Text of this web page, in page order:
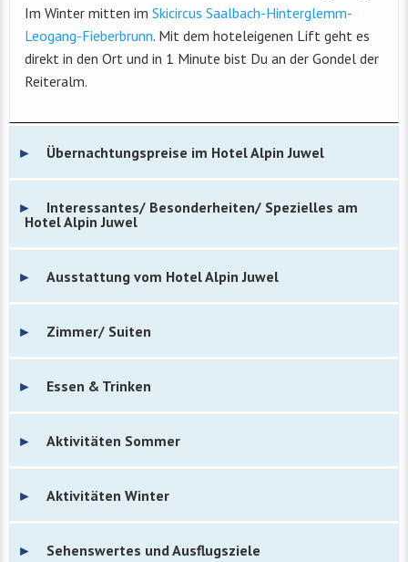
Im Winter mitten im Skicircus Saalbach-Hinterglemm-
Leogang-Fieberbrunn. Mit dem hoteleigenen Lift geht es
direkt in den Ort und in 1 Minute bist Du an der Gondel der
Reiteralm.
Übernachtungspreise im Hotel Alpin Juwel
Interessantes/ Besonderheiten/ Spezielles am
Hotel Alpin Juwel
Ausstattung vom Hotel Alpin Juwel
Zimmer/ Suiten
Essen & Trinken
Aktivitäten Sommer
Aktivitäten Winter
Sehenswertes und Ausflugsziele